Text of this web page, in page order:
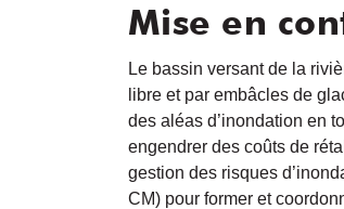
Mise en
Le bassin versant de la
libre et par embâcles de
des aléas d’inondation en
engendrer des coûts de
gestion des risques
CM) pour former et